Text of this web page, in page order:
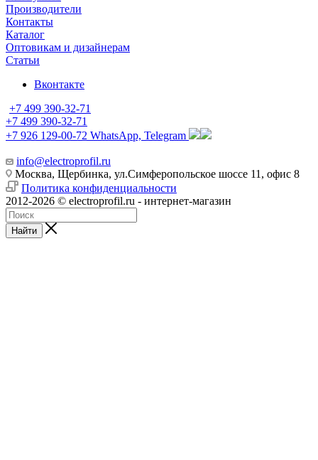
Производители
Контакты
Каталог
Оптовикам и дизайнерам
Статьи
Вконтакте
+7 499 390-32-71
+7 499 390-32-71
+7 926 129-00-72 WhatsApp, Telegram
info@electroprofil.ru
Москва, Щербинка, ул.Симферопольское шоссе 11, офис 8
Политика конфиденциальности
2012-2026 © electroprofil.ru - интернет-магазин
Найти